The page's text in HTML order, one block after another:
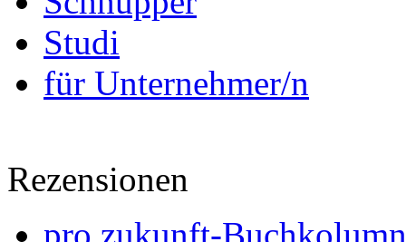
Studi
für Unternehmer/n
Rezensionen
pro zukunft-